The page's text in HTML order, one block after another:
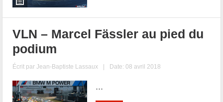
VLN – Marcel Fässler au pied du
podium
Écrit parJean-Baptiste Lassaux | Date: 08 avril 2018
...